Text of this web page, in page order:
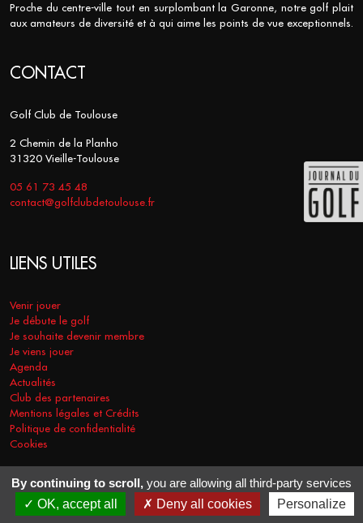
Proche du centre-ville tout en surplombant la Garonne, notre golf plait
aux amateurs de diversité et à qui aime les points de vue exceptionnels.
CONTACT
Golf Club de Toulouse
2 Chemin de la Planho
31320 Vieille-Toulouse
05 61 73 45 48
contact@golfclubdetoulouse.fr
LIENS UTILES
Venir jouer
Je débute le golf
Je souhaite devenir membre
Je viens jouer
Agenda
Actualités
Club des partenaires
Mentions légales et Crédits
Politique de confidentialité
Cookies
COPYRIGHT © 2026 - GOLF CLUB DE TOULOUSE. TOUS DROITS
RÉSERVÉS.
RÉALISATION VT-DESIGN 2021
By continuing to scroll, you are allowing all third-party services
OK, accept all
Deny all cookies Personalize